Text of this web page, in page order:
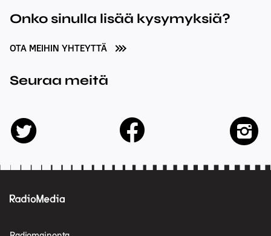
Onko sinulla lisää kysymyksiä?
OTA MEIHIN YHTEYTTÄ
Seuraa meitä
twitter facebook